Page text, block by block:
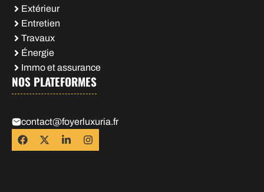
Extérieur
Entretien
Travaux
Énergie
Immo et assurance
NOS PLATEFORMES
contact@foyerluxuria.fr